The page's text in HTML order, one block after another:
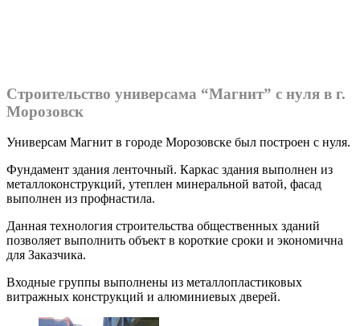
Строительство универсама “Магнит” с нуля в г.
Морозовск
Универсам Магнит в городе Морозовске был построен с нуля.
Фундамент здания ленточный. Каркас здания выполнен из
металлоконструкций, утеплен минеральной ватой, фасад
выполнен из профнастила.
Данная технология строительства общественных зданий
позволяет выполнить объект в короткие сроки и экономична
для Заказчика.
Входные группы выполнены из металлопластиковых
витражных конструкций и алюминиевых дверей.